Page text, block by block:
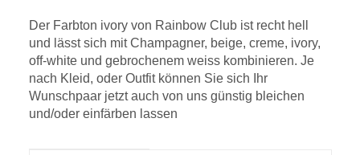
Der Farbton ivory von Rainbow Club ist recht hell
und lässt sich mit Champagner, beige, creme, ivory,
off-white und gebrochenem weiss kombinieren. Je
nach Kleid, oder Outfit können Sie sich Ihr
Wunschpaar jetzt auch von uns günstig bleichen
und/oder einfärben lassen